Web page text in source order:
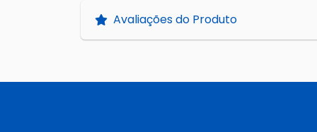
Avaliações do Produto